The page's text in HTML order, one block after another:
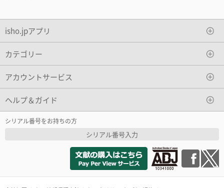
isho.jpアプリ
カテゴリー
アカウントサービス
ヘルプ＆ガイド
シリアル番号をお持ちの方
シリアル番号入力